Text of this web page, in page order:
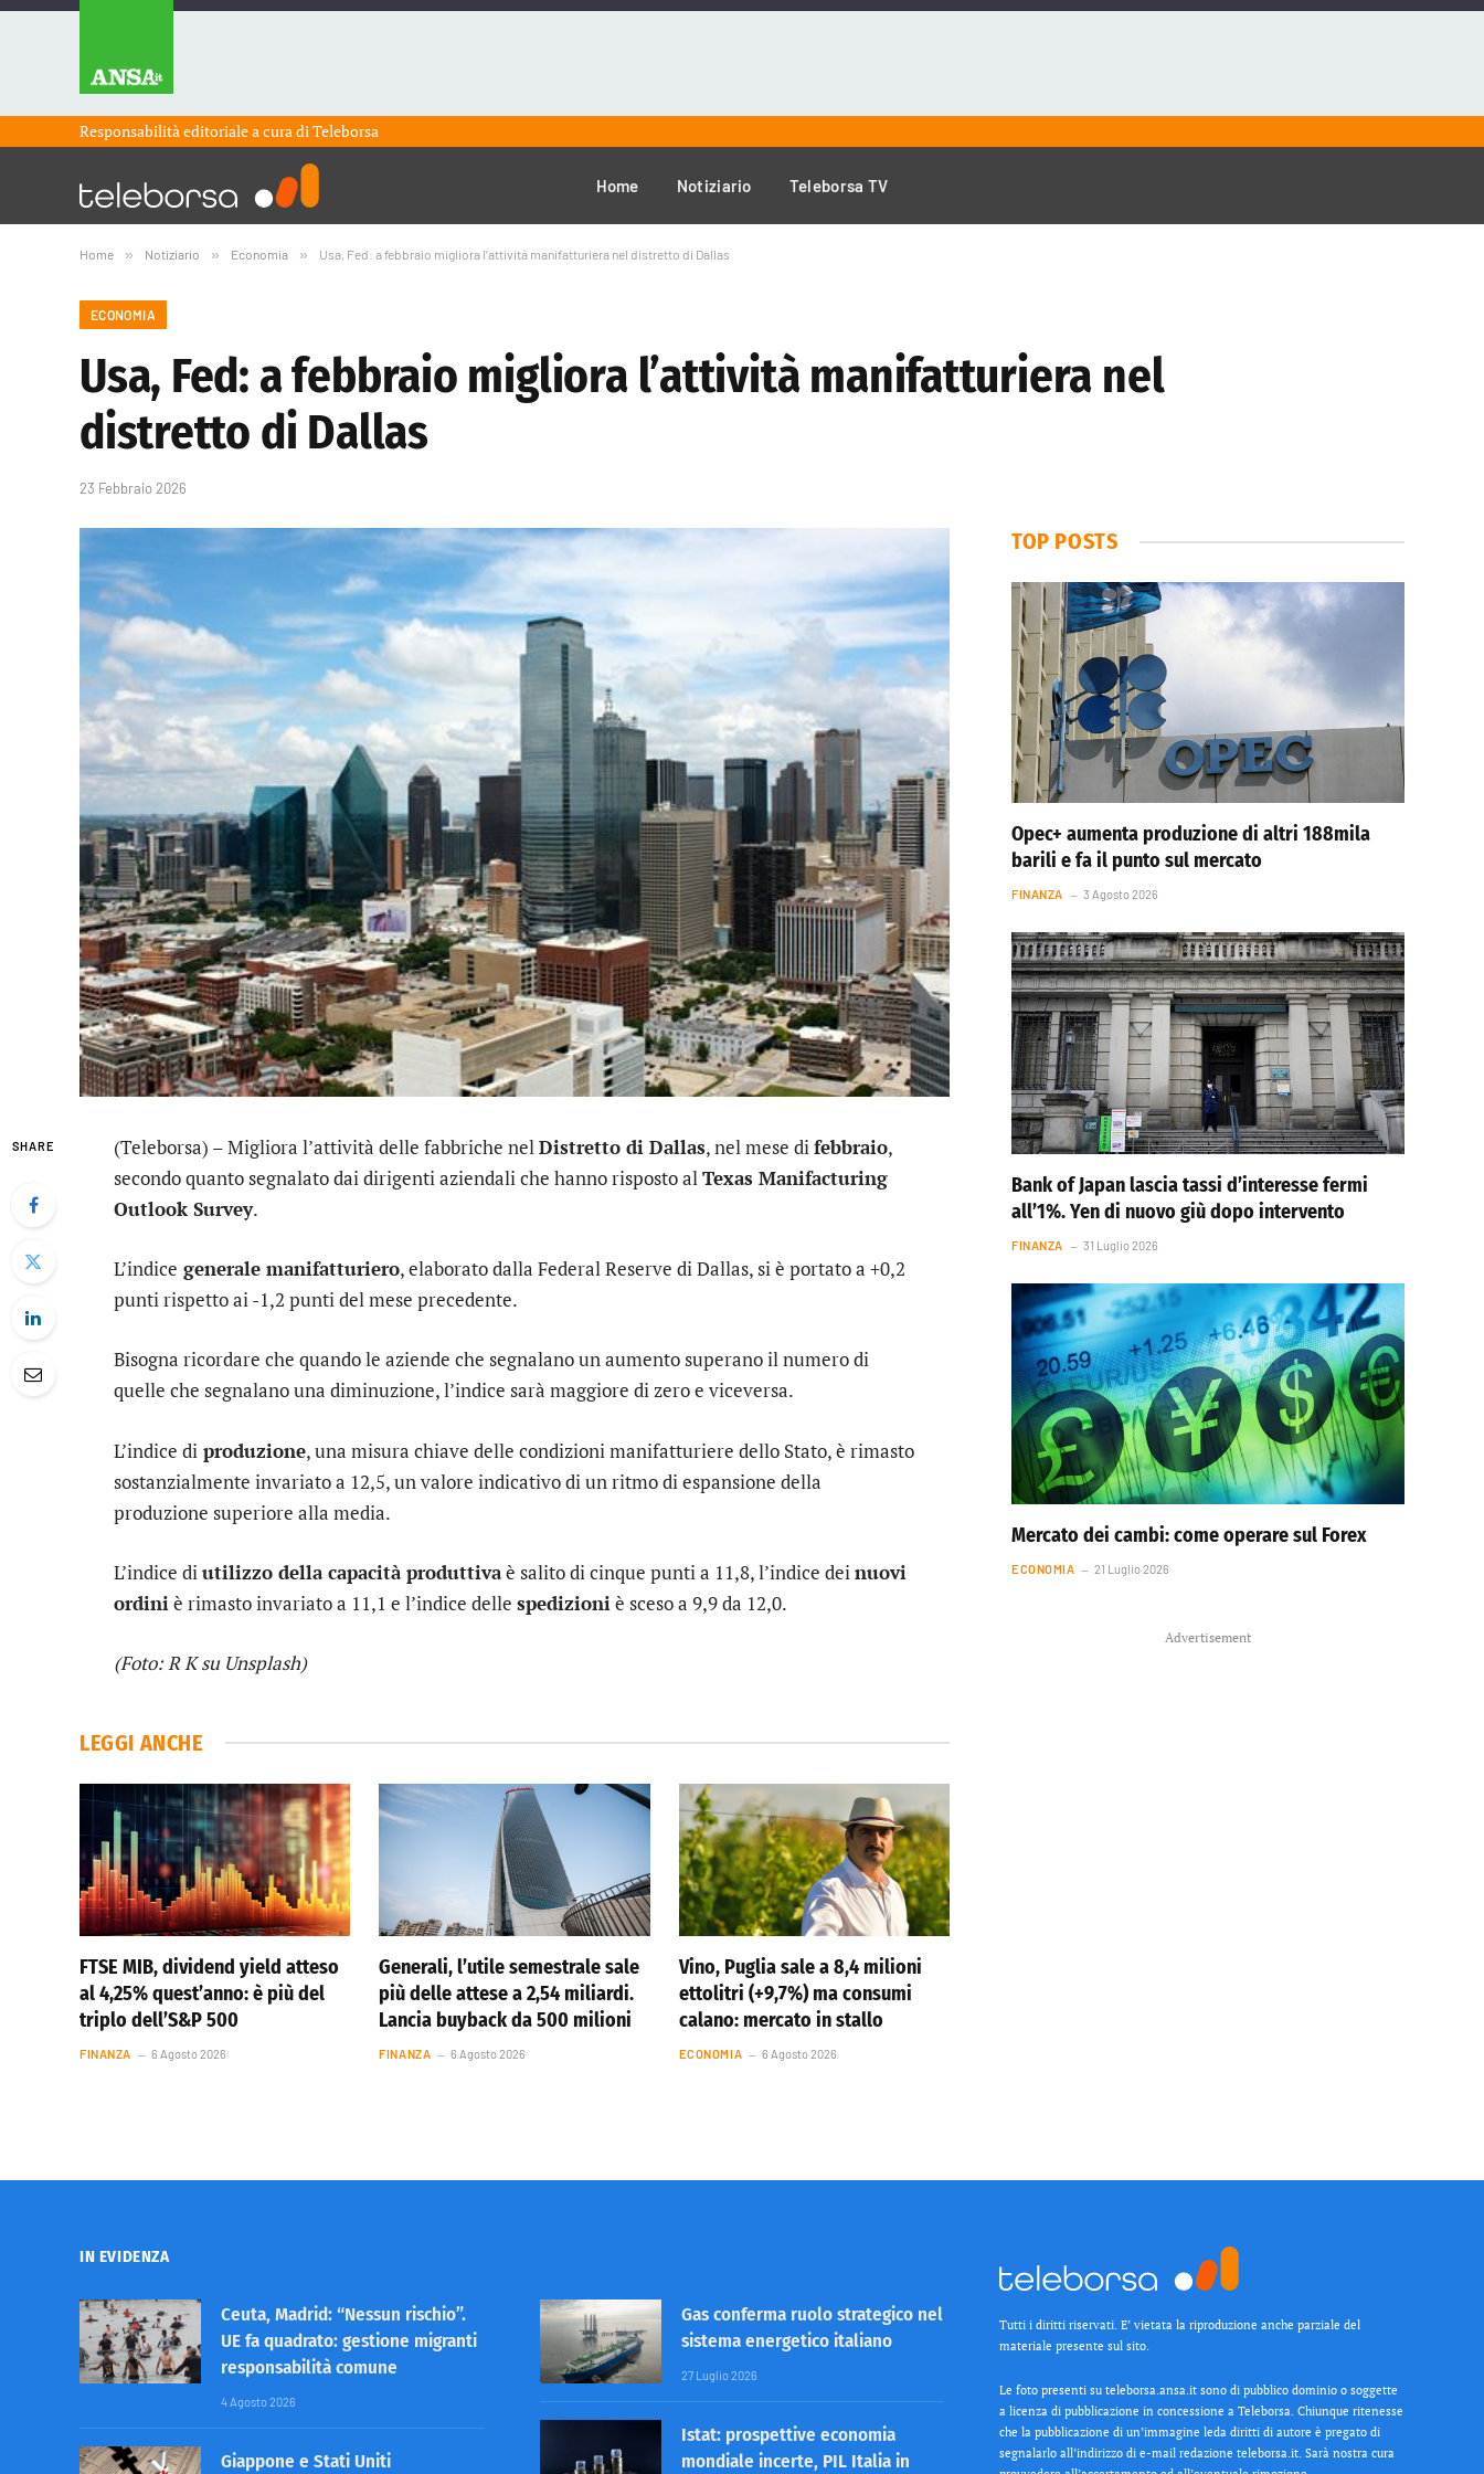
Responsabilità editoriale a cura diTeleborsa
Home Notiziario Teleborsa TV
Home » Notiziario » Economia » Usa, Fed: a febbraio migliora l’attività manifatturiera nel distretto di Dallas
ECONOMIA
Usa, Fed: a febbraio migliora l’attività manifatturiera nel
distretto di Dallas
23 Febbraio 2026
SHARE (Teleborsa) – Migliora l’attività delle fabbriche nelDistretto di Dallas, nel mese difebbraio,
secondo quanto segnalato dai dirigenti aziendali che hanno risposto alTexas Manifacturing
Outlook Survey.
L’indice generale manifatturiero, elaborato dalla Federal Reserve di Dallas, si è portato a +0,2
punti rispetto ai -1,2 punti del mese precedente.
Bisogna ricordare che quando le aziende che segnalano un aumento superano il numero di
quelle che segnalano una diminuzione, l’indice sarà maggiore di zero e viceversa.
L’indice di produzione, una misura chiave delle condizioni manifatturiere dello Stato, è rimasto
sostanzialmente invariato a 12,5, un valore indicativo di un ritmo di espansione della
produzione superiore alla media.
L’indice diutilizzo della capacità produttivaè salito di cinque punti a 11,8, l’indice deinuovi
ordiniè rimasto invariato a 11,1 e l’indice delle spedizioniè sceso a 9,9 da 12,0.
(Foto: R K su Unsplash)
LEGGI ANCHE
FTSE MIB, dividend yield atteso
al 4,25% quest’anno: è più del
triplo dell’S&P 500
FINANZA 6 Agosto 2026
Generali, l’utile semestrale sale
più delle attese a 2,54 miliardi.
Lancia buyback da 500 milioni
FINANZA 6 Agosto 2026
Vino, Puglia sale a 8,4 milioni
ettolitri (+9,7%) ma consumi
calano: mercato in stallo
ECONOMIA 6 Agosto 2026
TOP POSTS
Opec+ aumenta produzione di altri 188mila
barili e fa il punto sul mercato
FINANZA 3 Agosto 2026
Bank of Japan lascia tassi d’interesse fermi
all’1%. Yen di nuovo giù dopo intervento
FINANZA 31 Luglio 2026
Mercato dei cambi: come operare sul Forex
ECONOMIA 21 Luglio 2026
Advertisement
IN EVIDENZA
Ceuta, Madrid: “Nessun rischio”.
UE fa quadrato: gestione migranti
responsabilità comune
4 Agosto 2026
Giappone e Stati Uniti
Gas conferma ruolo strategico nel
sistema energetico italiano
27 Luglio 2026
Istat: prospettive economia
mondiale incerte, PIL Italia in
Tutti i diritti riservati. E’ vietata la riproduzione anche parziale del
materiale presente sul sito.
Le foto presenti su teleborsa.ansa.it sono di pubblico dominio o soggette
a licenza di pubblicazione in concessione a Teleborsa. Chiunque ritenesse
che la pubblicazione di un’immagine leda diritti di autore è pregato di
segnalarlo all’indirizzo di e-mail redazione teleborsa.it. Sarà nostra cura